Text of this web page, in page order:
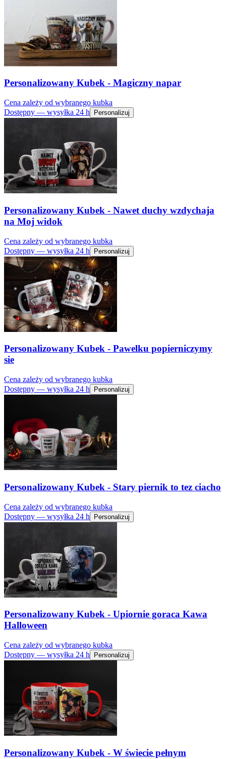
Personalizowany Kubek - Magiczny napar
Cena zależy od wybranego kubka
Dostępny — wysyłka 24 h
Personalizuj
Personalizowany Kubek - Nawet duchy wzdychaja
na Moj widok
Cena zależy od wybranego kubka
Dostępny — wysyłka 24 h
Personalizuj
Personalizowany Kubek - Pawelku popierniczymy
sie
Cena zależy od wybranego kubka
Dostępny — wysyłka 24 h
Personalizuj
Personalizowany Kubek - Stary piernik to tez ciacho
Cena zależy od wybranego kubka
Dostępny — wysyłka 24 h
Personalizuj
Personalizowany Kubek - Upiornie goraca Kawa
Halloween
Cena zależy od wybranego kubka
Dostępny — wysyłka 24 h
Personalizuj
Personalizowany Kubek - W świecie pełnym